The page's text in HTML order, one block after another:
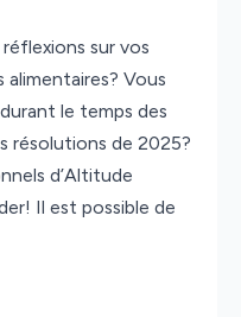
sur vos
Vous
le temps des
résolutions de 2025?
d’Altitude
Il est possible de